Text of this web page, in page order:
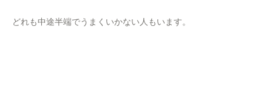
どれも中途半端でうまくいかない人もいます。